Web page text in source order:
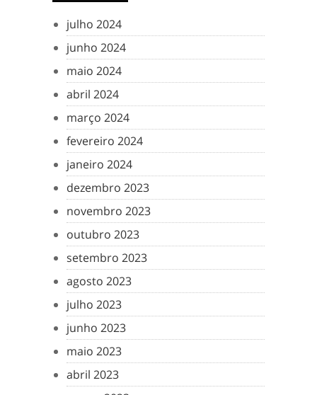
julho 2024
junho 2024
maio 2024
abril 2024
março 2024
fevereiro 2024
janeiro 2024
dezembro 2023
novembro 2023
outubro 2023
setembro 2023
agosto 2023
julho 2023
junho 2023
maio 2023
abril 2023